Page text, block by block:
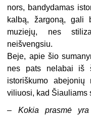
nors, bandydamas
kalbą, žargoną, gali
muziejų, nes
neišvengsiu.
Beje, apie šio
nes pats nelabai iš
istoriškumo
viliuosi, kad Šiauliams
– Kokia prasmė